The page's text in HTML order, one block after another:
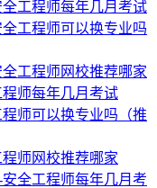
全工程师每年几月考试
工程师可以换专业吗
工程师网校推荐哪家
师每年几月考试
师可以换专业吗（推
师网校推荐哪家
全工程师每年几月考